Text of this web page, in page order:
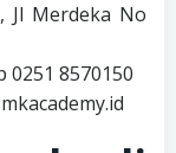
Jl Merdeka No
8570150